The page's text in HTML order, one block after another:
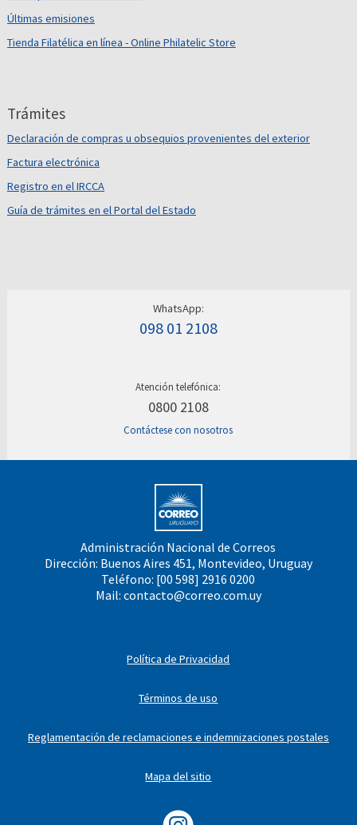
Últimas emisiones
Tienda Filatélica en línea - Online Philatelic Store
Trámites
Declaración de compras u obsequios provenientes del exterior
Factura electrónica
Registro en el IRCCA
Guía de trámites en el Portal del Estado
WhatsApp:
098 01 2108
Atención telefónica:
0800 2108
Contáctese con nosotros
Administración Nacional de Correos
Dirección: Buenos Aires 451, Montevideo, Uruguay
Teléfono: [00 598] 2916 0200
Mail: contacto@correo.com.uy
Política de Privacidad
Términos de uso
Reglamentación de reclamaciones e indemnizaciones postales
Mapa del sitio